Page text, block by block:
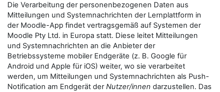
Die Verarbeitung der personenbezogenen Daten aus
Mitteilungen und Systemnachrichten der Lernplattform in
der Moodle-App findet vertragsgemäß auf Systemen der
Moodle Pty Ltd. in Europa statt. Diese leitet Mitteilungen
und Systemnachrichten an die Anbieter der
Betriebssysteme mobiler Endgeräte (z. B. Google für
Android und Apple für iOS) weiter, wo sie verarbeitet
werden, um Mitteilungen und Systemnachrichten als Push-
Notification am Endgerät derNutzer/innen darzustellen. Das